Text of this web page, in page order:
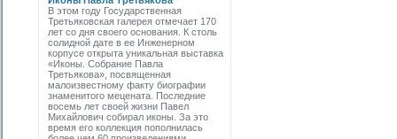
В этом году Государственная
Третьяковская галерея отмечает 170
лет со дня своего основания. К столь
солидной дате в ее Инженерном
корпусе открыта уникальная выставка
«Иконы. Собрание Павла
Третьякова», посвященная
малоизвестному факту биографии
знаменитого мецената. Последние
восемь лет своей жизни Павел
Михайлович собирал иконы. За это
время его коллекция пополнилась